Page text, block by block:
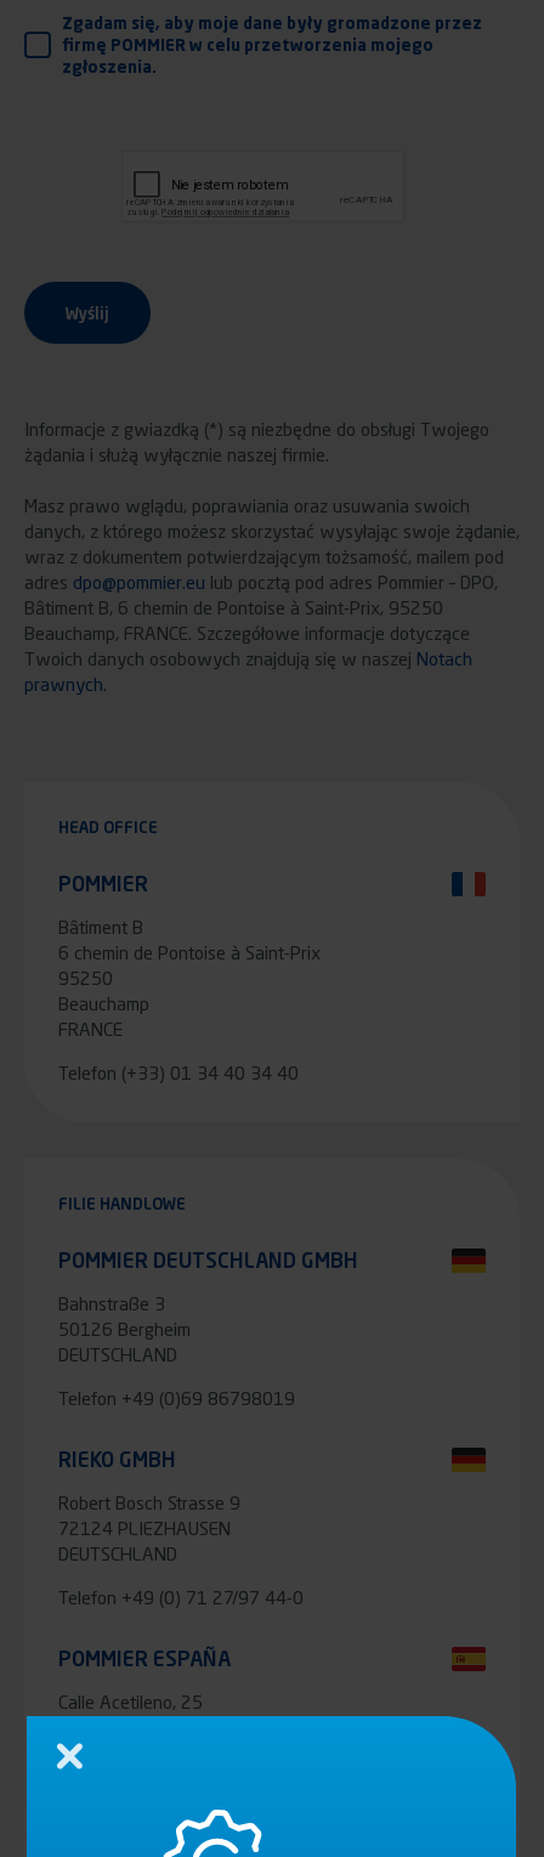
RGPDZgadam się, aby moje dane były gromadzone przez
firmę POMMIER w celu przetworzenia mojego
zgłoszenia.
Wyślij
Informacje z gwiazdką (*) są niezbędne do obsługi Twojego
żądania i służą wyłącznie naszej firmie.
Masz prawo wglądu, poprawiania oraz usuwania swoich
danych, z którego możesz skorzystać wysyłając swoje żądanie,
wraz z dokumentem potwierdzającym tożsamość, mailem pod
adres dpo@pommier.eu lub pocztą pod adres Pommier – DPO,
Bâtiment B, 6 chemin de Pontoise à Saint-Prix, 95250
Beauchamp, FRANCE. Szczegółowe informacje dotyczące
Twoich danych osobowych znajdują się w naszej Notach
prawnych.
HEAD OFFICE
POMMIER
Bâtiment B
6 chemin de Pontoise à Saint-Prix
95250
Beauchamp
FRANCE
Telefon (+33) 01 34 40 34 40
FILIE HANDLOWE
POMMIER DEUTSCHLAND GMBH
Bahnstraße 3
50126 Bergheim
DEUTSCHLAND
Telefon +49 (0)69 86798019
RIEKO GMBH
Robert Bosch Strasse 9
72124 PLIEZHAUSEN
DEUTSCHLAND
Telefon +49 (0) 71 27/97 44-0
POMMIER ESPAÑA
Calle Acetileno, 25
ESPAÑA